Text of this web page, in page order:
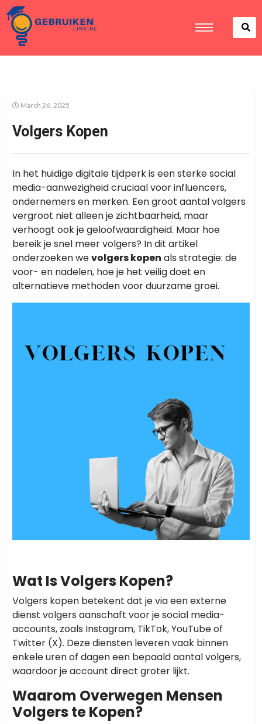
March 26, 2025
Volgers Kopen
In het huidige digitale tijdperk is een sterke social
media-aanwezigheid cruciaal voor influencers,
ondernemers en merken. Een groot aantal volgers
vergroot niet alleen je zichtbaarheid, maar
verhoogt ook je geloofwaardigheid. Maar hoe
bereik je snel meer volgers? In dit artikel
onderzoeken wevolgers kopen als strategie: de
voor- en nadelen, hoe je het veilig doet en
alternatieve methoden voor duurzame groei.
Wat Is Volgers Kopen?
Volgers kopen betekent dat je via een externe
dienst volgers aanschaft voor je social media-
accounts, zoals Instagram, TikTok, YouTube of
Twitter (X). Deze diensten leveren vaak binnen
enkele uren of dagen een bepaald aantal volgers,
waardoor je account direct groter lijkt.
Waarom Overwegen Mensen
Volgers te Kopen?